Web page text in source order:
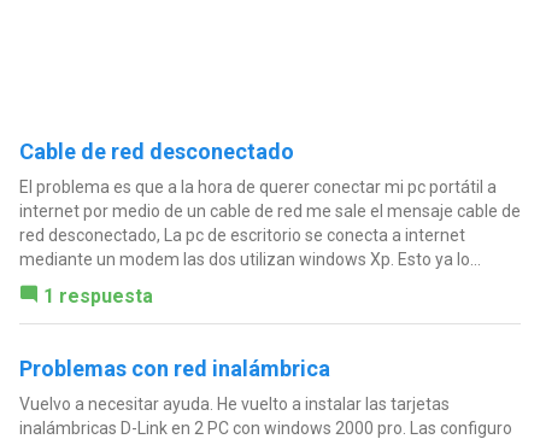
Cable de red desconectado
El problema es que a la hora de querer conectar mi pc portátil a
internet por medio de un cable de red me sale el mensaje cable de
red desconectado, La pc de escritorio se conecta a internet
mediante un modem las dos utilizan windows Xp. Esto ya lo...
1 respuesta
Problemas con red inalámbrica
Vuelvo a necesitar ayuda. He vuelto a instalar las tarjetas
inalámbricas D-Link en 2 PC con windows 2000 pro. Las configuro